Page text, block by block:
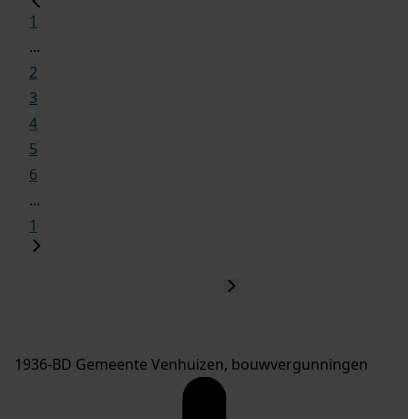
1
...
2
3
4
5
6
...
1
1936-BD Gemeente Venhuizen, bouwvergunningen